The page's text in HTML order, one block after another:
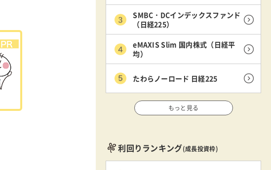
SMBC・DCインデックスファンド
（日経225）
eMAXIS Slim 国内株式（日経平
均）
たわらノーロード 日経225
もっと見る
利回りランキング(成長投資枠)